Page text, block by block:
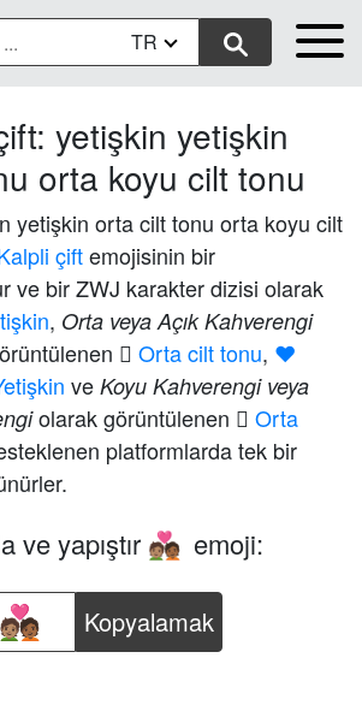
TR
yetişkin yetişkin
orta koyu cilt tonu
yetişkin orta cilt tonu orta koyu cilt
çiftemojisinin bir
ve bir ZWJ karakter dizisi olarak
, Orta veya Açık Kahverengi
🏽 Orta cilt tonu, ❤️
ve Koyu Kahverengi veya
olarak görüntülenen 🏾 Orta
platformlarda tek bir
ve yapıştır 🧑🏽‍❤️‍🧑🏾 emoji:
Kopyalamak